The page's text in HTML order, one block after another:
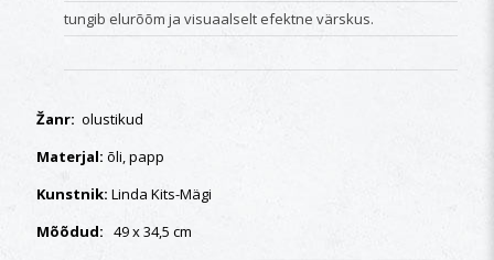
tungib elurõõm ja visuaalselt efektne värskus.
Žanr: olustikud
Materjal: õli, papp
Kunstnik: Linda Kits-Mägi
Mõõdud: 49 x 34,5 cm